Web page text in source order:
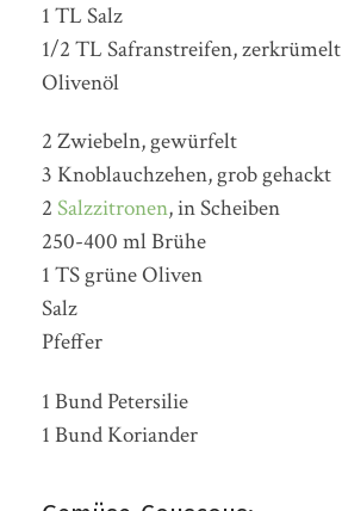
1 TL Salz
1/2 TL Safranstreifen, zerkrümelt
Olivenöl
2 Zwiebeln, gewürfelt
3 Knoblauchzehen, grob gehackt
2 Salzzitronen, in Scheiben
250-400 ml Brühe
1 TS grüne Oliven
Salz
Pfeffer
1 Bund Petersilie
1 Bund Koriander